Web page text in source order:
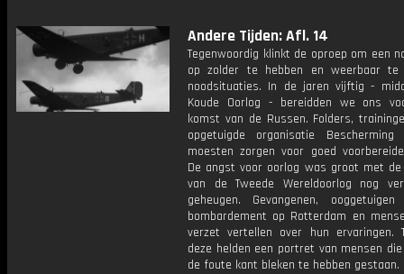
Andere Tijden: Afl. 14
Tegenwoordig klinkt de oproep om een
op zolder te hebben en weerbaar te
noodsituaties. In de jaren vijftig -
Koude Oorlog - bereidden we ons
komst van de Russen. Folders,
opgetuigde organisatie Bescherming
moesten zorgen voor goed
De angst voor oorlog was groot met de
van de Tweede Wereldoorlog nog
geheugen. Gevangenen,
bombardement op Rotterdam en
verzet vertellen over hun ervaringen.
deze helden een portret van mensen
de foute kant bleken te hebben gestaan.